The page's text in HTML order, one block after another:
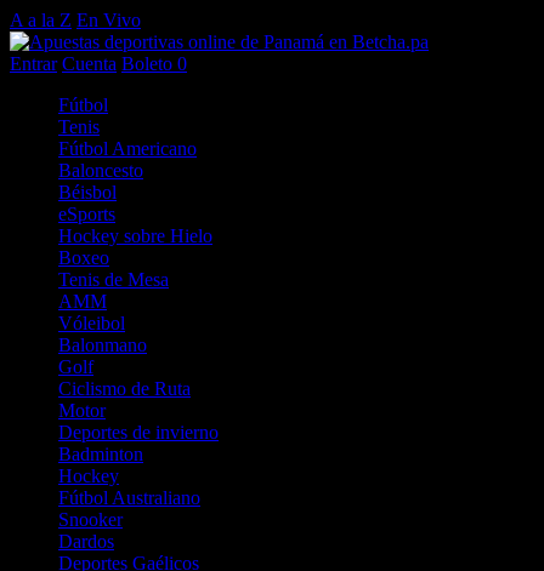
A a la Z En Vivo
Entrar Cuenta Boleto 0
Fútbol
Tenis
Fútbol Americano
Baloncesto
Béisbol
eSports
Hockey sobre Hielo
Boxeo
Tenis de Mesa
AMM
Vóleibol
Balonmano
Golf
Ciclismo de Ruta
Motor
Deportes de invierno
Badminton
Hockey
Fútbol Australiano
Snooker
Dardos
Deportes Gaélicos